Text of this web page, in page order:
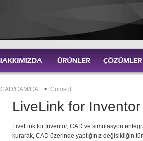
CAD/CAM/CAE > Comsol
LiveLink for Inventor
LiveLink for Inventor, CAD ve simülasyon
kurarak, CAD üzerinde yaptığınız değişikliğin